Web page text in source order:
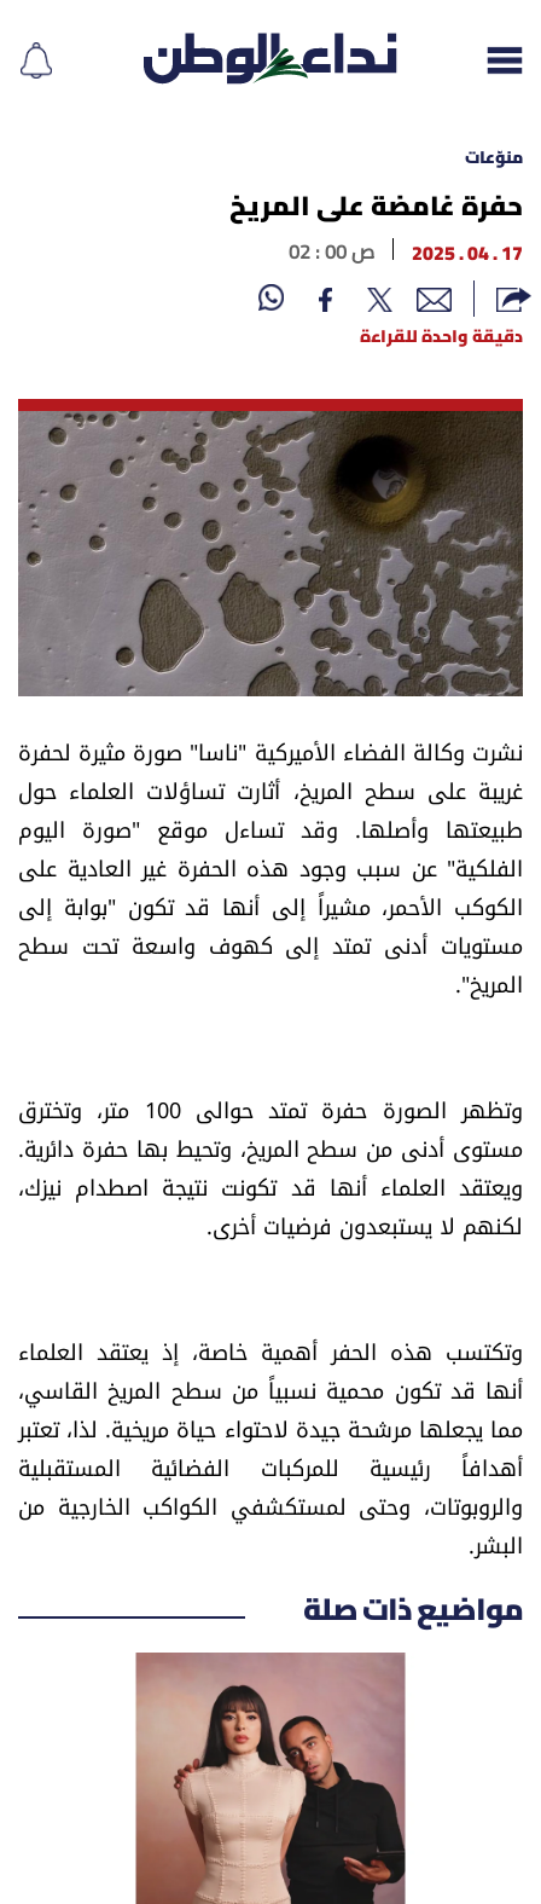
إقرأ الجريدة
لبنان
نداء اليوم
محليات
أسرار
متفرقات
نداء القرّاء
خاص الموقع
كتّابنا
تحت المجهر
آراء
العالم
الصحافة الإسرائيلية
ثقافة وفنون
اقرأ تضحك
كاميرا
سجالات
حظّك اليوم
منوّعات
حفرة غامضة على المريخ
17 . 04 . 2025 02 : 00 ص
دقيقة واحدة للقراءة
نشرت وكالة الفضاء الأميركية "ناسا" صورة مثيرة لحفرة
غريبة على سطح المريخ، أثارت تساؤلات العلماء حول
طبيعتها وأصلها. وقد تساءل موقع "صورة اليوم
الفلكية" عن سبب وجود هذه الحفرة غير العادية على
الكوكب الأحمر، مشيراً إلى أنها قد تكون "بوابة إلى
مستويات أدنى تمتد إلى كهوف واسعة تحت سطح
المريخ".
وتظهر الصورة حفرة تمتد حوالى 100 متر، وتخترق
مستوى أدنى من سطح المريخ، وتحيط بها حفرة دائرية.
ويعتقد العلماء أنها قد تكونت نتيجة اصطدام نيزك،
لكنهم لا يستبعدون فرضيات أخرى.
وتكتسب هذه الحفر أهمية خاصة، إذ يعتقد العلماء
أنها قد تكون محمية نسبياً من سطح المريخ القاسي،
مما يجعلها مرشحة جيدة لاحتواء حياة مريخية. لذا، تعتبر
أهدافاً رئيسية للمركبات الفضائية المستقبلية
والروبوتات، وحتى لمستكشفي الكواكب الخارجية من
البشر.
مواضيع ذات صلة